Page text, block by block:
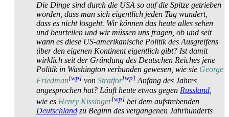
Die Dinge sind durch die USA so auf die Spitze getrieben
worden, dass man sich eigentlich jeden Tag wundert,
dass es nicht losgeht. Wir können das heute alles sehen
und beurteilen und wir müssen uns fragen, ob und seit
wann es diese US-amerikanische Politik des Ausgreifens
über den eigenen Kontinent eigentlich gibt? Ist damit
wirklich seit der Gründung des Deutschen Reiches jene
Politik in Washington verbunden gewesen, wie sie George
Friedman[wp] von Stratfor[wp] Anfang des Jahres
angesprochen hat? Läuft heute etwas gegen Russland
wie es Henry Kissinger[wp] bei dem aufstrebenden
Deutschland zu Beginn des vergangenen Jahrhunderts